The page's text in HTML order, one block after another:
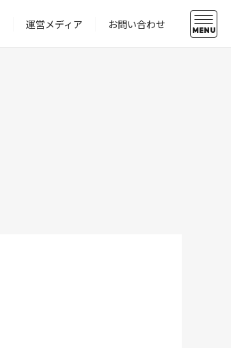
運営メディア お問い合わせ MENU